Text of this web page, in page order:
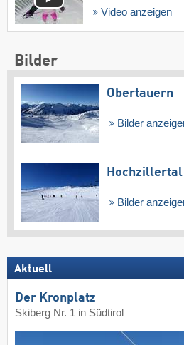
Video anzeigen
Bilder
Obertauern
Bilder
Hochzillertal
Bilder
Aktuell
Der Kronplatz
Skiberg Nr. 1 in Südtirol